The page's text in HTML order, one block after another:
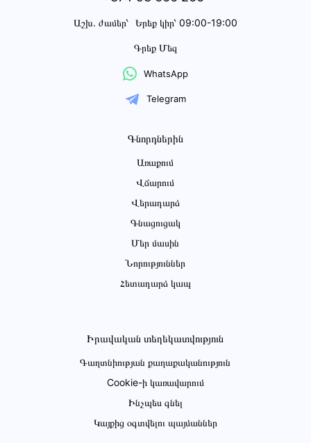
Աշխ․ ժամեր՝ Երեք կիր՝ 09:00-19:00
Գրեք Մեզ
WhatsApp
Telegram
Գնորդներին
Առաքում
Վճարում
Վերադարձ
Գնացուցակ
Մեր մասին
Նորություններ
Հետադարձ կապ
Իրավական տեղեկատվություն
Գաղտնիության քաղաքականություն
Cookie-ի կառավարում
Ինչպես գնել
Կայքից օգտվելու պայմաններ